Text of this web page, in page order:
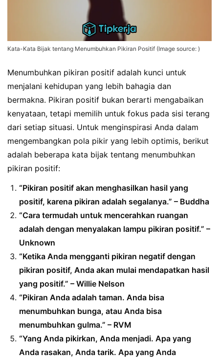
Kata-Kata Bijak tentang Menumbuhkan Pikiran Positif (Image source: )
Menumbuhkan pikiran positif adalah kunci untuk
menjalani kehidupan yang lebih bahagia dan
bermakna. Pikiran positif bukan berarti mengabaikan
kenyataan, tetapi memilih untuk fokus pada sisi terang
dari setiap situasi. Untuk menginspirasi Anda dalam
mengembangkan pola pikir yang lebih optimis, berikut
adalah beberapa kata bijak tentang menumbuhkan
pikiran positif:
“Pikiran positif akan menghasilkan hasil yang
positif, karena pikiran adalah segalanya.” – Buddha
“Cara termudah untuk mencerahkan ruangan
adalah dengan menyalakan lampu pikiran positif.” –
Unknown
“Ketika Anda mengganti pikiran negatif dengan
pikiran positif, Anda akan mulai mendapatkan hasil
yang positif.” – Willie Nelson
“Pikiran Anda adalah taman. Anda bisa
menumbuhkan bunga, atau Anda bisa
menumbuhkan gulma.” – RVM
“Yang Anda pikirkan, Anda menjadi. Apa yang
Anda rasakan, Anda tarik. Apa yang Anda